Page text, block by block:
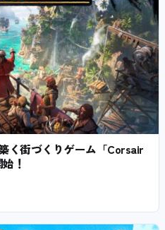
く街づくりゲーム「Corsair
！